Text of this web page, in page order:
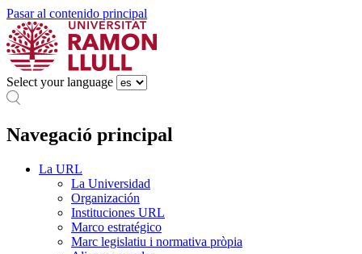
Pasar al contenido principal
Select your language
Navegació principal
La URL
La Universidad
Organización
Instituciones URL
Marco estratégico
Marc legislatiu i normativa pròpia